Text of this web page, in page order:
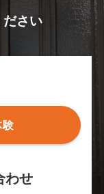
さい
験
わせ